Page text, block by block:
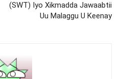
(SWT) Iyo Xikmadda Jawaabtii
Uu Malaggu U Keenay